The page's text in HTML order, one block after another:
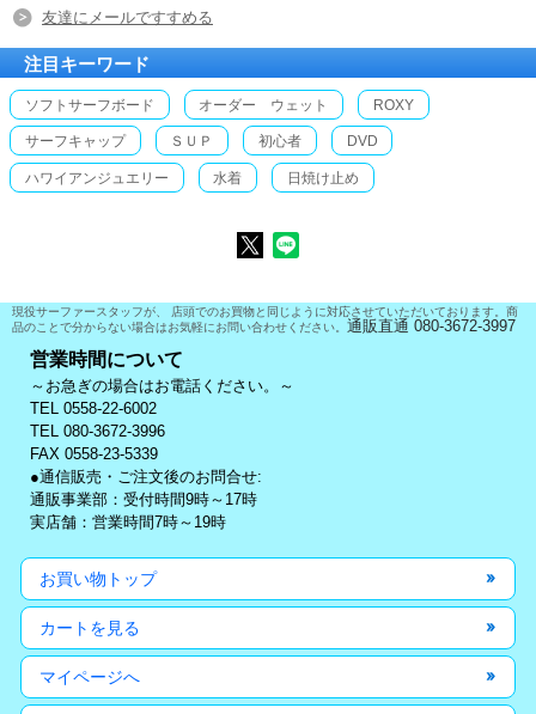
友達にメールですすめる
注目キーワード
ソフトサーフボード オーダー ウェット ROXY
サーフキャップ ＳＵＰ 初心者 DVD
ハワイアンジュエリー 水着 日焼け止め
現役サーファースタッフが、 店頭でのお買物と同じように対応させていただいております。商
品のことで分からない場合はお気軽にお問い合わせください。 通販直通 080-3672-3997
営業時間について
～お急ぎの場合はお電話ください。～
TEL 0558-22-6002
TEL 080-3672-3996
FAX 0558-23-5339
●通信販売・ご注文後のお問合せ:
通販事業部：受付時間9時～17時
実店舗：営業時間7時～19時
お買い物トップ
カートを見る
マイページへ